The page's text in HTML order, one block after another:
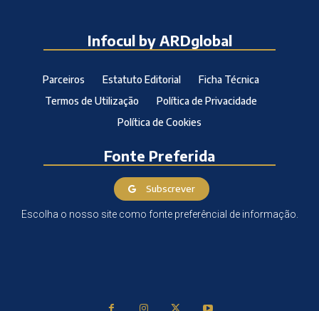
Infocul by ARDglobal
Parceiros Estatuto Editorial
Ficha Técnica
Termos de Utilização
Política de Privacidade
Política de Cookies
Fonte Preferida
Subscrever
Escolha o nosso site como fonte preferêncial de informação.